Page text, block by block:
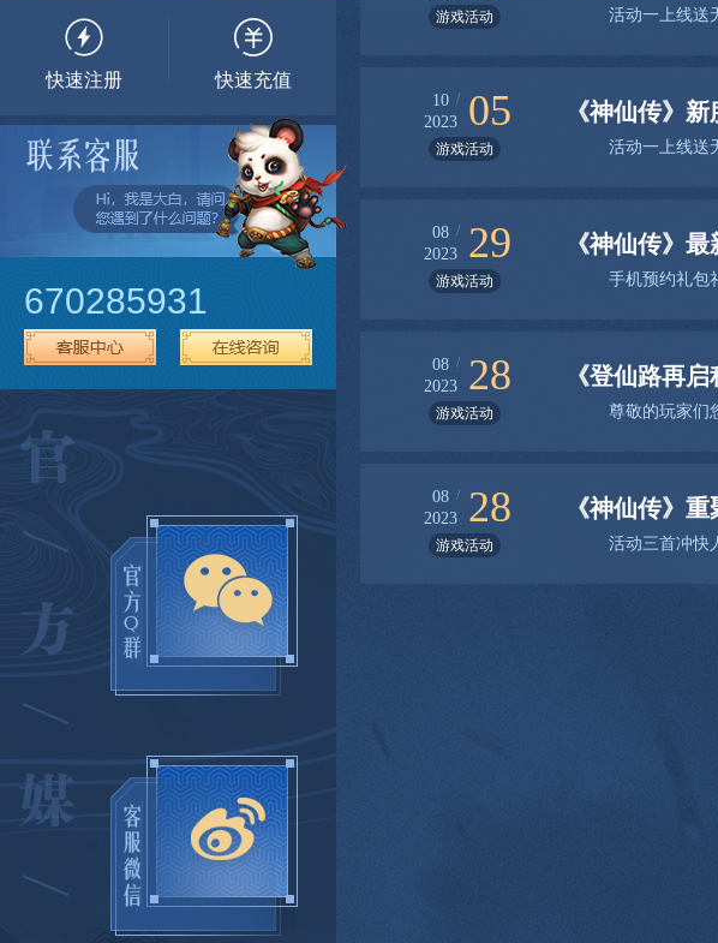
快速注册 快速充值
670285931
游戏活动
10
2023
05
/
游戏活动
《神仙传》
08
2023
29
/
游戏活动
《神仙传》
08
2023
28
/
游戏活动
《登仙路再
08
2023
28
/
游戏活动
《神仙传》